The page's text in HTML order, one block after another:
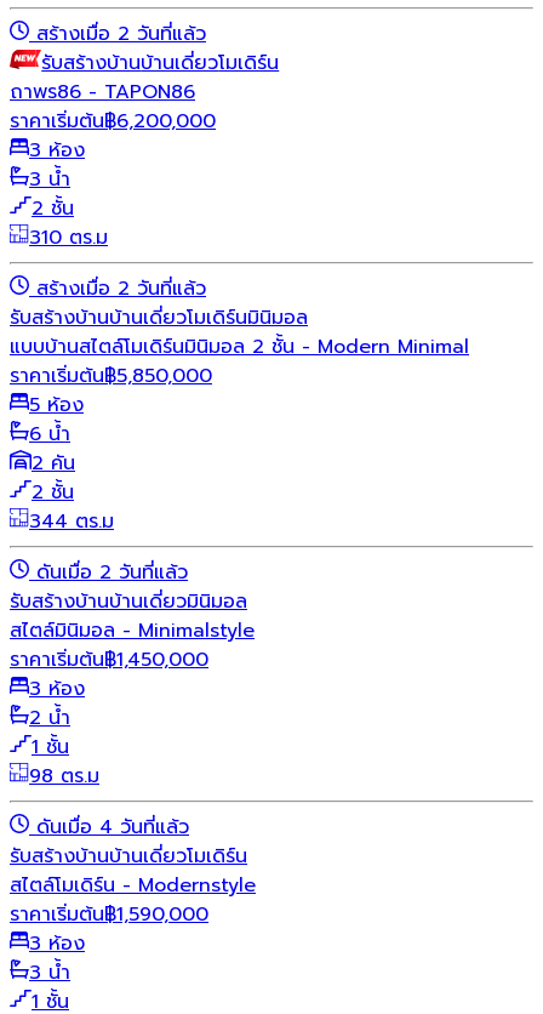
สร้างเมื่อ 2 วันที่แล้ว
รับสร้างบ้านบ้านเดี่ยวโมเดิร์น
ถาพร86 - TAPON86
ราคาเริ่มต้น฿6,200,000
3 ห้อง
3 น้ำ
2 ชั้น
310 ตร.ม
สร้างเมื่อ 2 วันที่แล้ว
รับสร้างบ้านบ้านเดี่ยวโมเดิร์นมินิมอล
แบบบ้านสไตล์โมเดิร์นมินิมอล 2 ชั้น - Modern Minimal
ราคาเริ่มต้น฿5,850,000
5 ห้อง
6 น้ำ
2 คัน
2 ชั้น
344 ตร.ม
ดันเมื่อ 2 วันที่แล้ว
รับสร้างบ้านบ้านเดี่ยวมินิมอล
สไตล์มินิมอล - Minimalstyle
ราคาเริ่มต้น฿1,450,000
3 ห้อง
2 น้ำ
1 ชั้น
98 ตร.ม
ดันเมื่อ 4 วันที่แล้ว
รับสร้างบ้านบ้านเดี่ยวโมเดิร์น
สไตล์โมเดิร์น - Modernstyle
ราคาเริ่มต้น฿1,590,000
3 ห้อง
3 น้ำ
1 ชั้น